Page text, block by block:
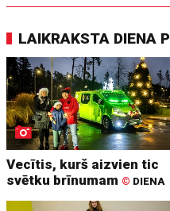
LAIKRAKSTA DIENA
Vecītis, kurš aizvien tic
svētku brīnumam © DIENA